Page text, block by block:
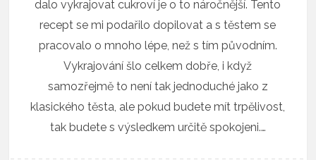
dalo vykrajovat cukroví je o to náročnější. Tento
recept se mi podařilo dopilovat a s těstem se
pracovalo o mnoho lépe, než s tím původním.
Vykrajování šlo celkem dobře, i když
samozřejmě to není tak jednoduché jako z
klasického těsta, ale pokud budete mít trpělivost,
tak budete s výsledkem určitě spokojeni.…